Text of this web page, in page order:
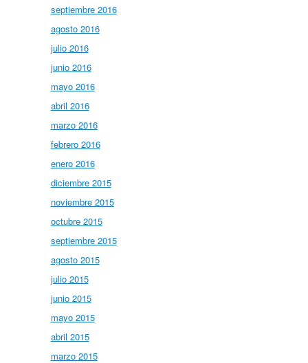
septiembre 2016
agosto 2016
julio 2016
junio 2016
mayo 2016
abril 2016
marzo 2016
febrero 2016
enero 2016
diciembre 2015
noviembre 2015
octubre 2015
septiembre 2015
agosto 2015
julio 2015
junio 2015
mayo 2015
abril 2015
marzo 2015